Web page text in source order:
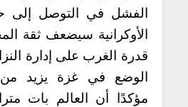
الفشل في التوصل إلى
الأوكرانية سيضعف ثقة
قدرة الغرب على إدارة
الوضع في غزة يزيد
مؤكدًا أن العالم بات